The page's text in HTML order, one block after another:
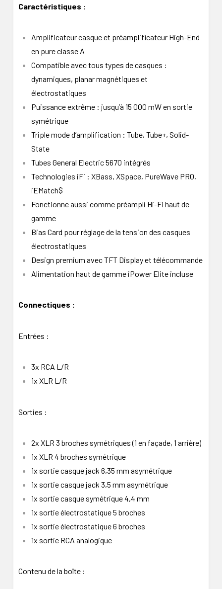
Caractéristiques :
Amplificateur casque et préamplificateur High-End
en pure classe A
Compatible avec tous types de casques :
dynamiques, planar magnétiques et
électrostatiques
Puissance extrême : jusqu’à 15 000 mW en sortie
symétrique
Triple mode d’amplification : Tube, Tube+, Solid-
State
Tubes General Electric 5670 intégrés
Technologies iFi : XBass, XSpace, PureWave PRO,
iEMatch$
Fonctionne aussi comme préampli Hi-Fi haut de
gamme
Bias Card pour réglage de la tension des casques
électrostatiques
Design premium avec TFT Display et télécommande
Alimentation haut de gamme iPower Elite incluse
Connectiques :
Entrées :
3x RCA L/R
1x XLR L/R
Sorties :
2x XLR 3 broches symétriques (1 en façade, 1 arrière)
1x XLR 4 broches symétrique
1x sortie casque jack 6,35 mm asymétrique
1x sortie casque jack 3,5 mm asymétrique
1x sortie casque symétrique 4,4 mm
1x sortie électrostatique 5 broches
1x sortie électrostatique 6 broches
1x sortie RCA analogique
Contenu de la boîte :